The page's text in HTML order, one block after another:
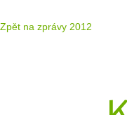
Zpět na zprávy 2012